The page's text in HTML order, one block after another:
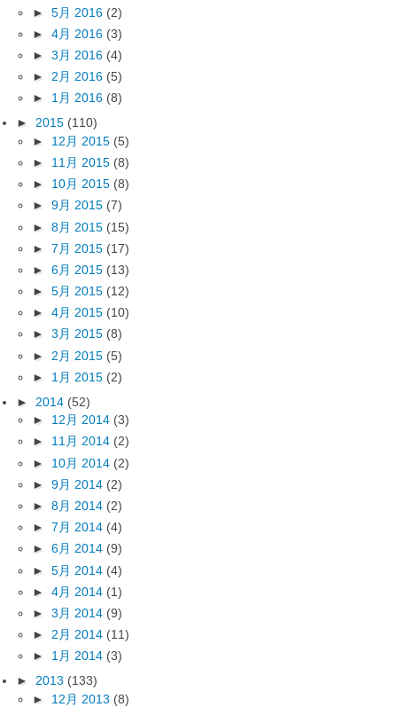
► 5月 2016 (2)
► 4月 2016 (3)
► 3月 2016 (4)
► 2月 2016 (5)
► 1月 2016 (8)
► 2015 (110)
► 12月 2015 (5)
► 11月 2015 (8)
► 10月 2015 (8)
► 9月 2015 (7)
► 8月 2015 (15)
► 7月 2015 (17)
► 6月 2015 (13)
► 5月 2015 (12)
► 4月 2015 (10)
► 3月 2015 (8)
► 2月 2015 (5)
► 1月 2015 (2)
► 2014 (52)
► 12月 2014 (3)
► 11月 2014 (2)
► 10月 2014 (2)
► 9月 2014 (2)
► 8月 2014 (2)
► 7月 2014 (4)
► 6月 2014 (9)
► 5月 2014 (4)
► 4月 2014 (1)
► 3月 2014 (9)
► 2月 2014 (11)
► 1月 2014 (3)
► 2013 (133)
► 12月 2013 (8)